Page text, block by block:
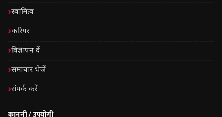
स्वामित्व
करियर
विज्ञापन दें
समाचार भेजें
संपर्क करें